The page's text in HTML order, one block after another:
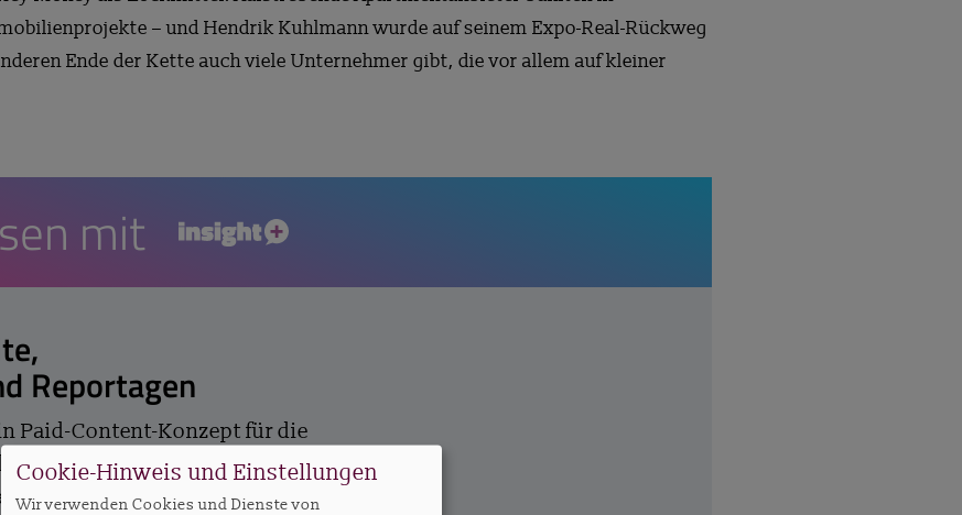
– und Hendrik Kuhlmann wurde auf seinem Expo-Real-Rückweg
Ende der Kette auch viele Unternehmer gibt, die vor allem auf kleiner
mit
Reportagen
Paid-Content-Konzept für die
Qualität und der
werbefreien Umfeld. Die
Cookie-Hinweis und Einstellungen
Wir verwenden Cookies und Dienste von